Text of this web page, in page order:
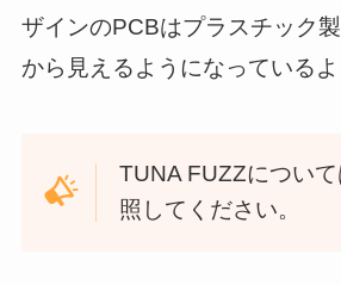
ザインのPCBはプラスチック
から見えるようになっているよ
TUNA FUZZについて
照してください。